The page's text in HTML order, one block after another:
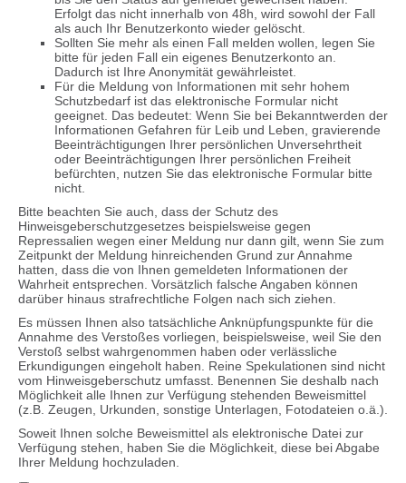
Erfolgt das nicht innerhalb von 48h, wird sowohl der Fall
als auch Ihr Benutzerkonto wieder gelöscht.
Sollten Sie mehr als einen Fall melden wollen, legen Sie
bitte für jeden Fall ein eigenes Benutzerkonto an.
Dadurch ist Ihre Anonymität gewährleistet.
Für die Meldung von Informationen mit sehr hohem
Schutzbedarf ist das elektronische Formular nicht
geeignet. Das bedeutet: Wenn Sie bei Bekanntwerden der
Informationen Gefahren für Leib und Leben, gravierende
Beeinträchtigungen Ihrer persönlichen Unversehrtheit
oder Beeinträchtigungen Ihrer persönlichen Freiheit
befürchten, nutzen Sie das elektronische Formular bitte
nicht.
Bitte beachten Sie auch, dass der Schutz des
Hinweisgeberschutzgesetzes beispielsweise gegen
Repressalien wegen einer Meldung nur dann gilt, wenn Sie zum
Zeitpunkt der Meldung hinreichenden Grund zur Annahme
hatten, dass die von Ihnen gemeldeten Informationen der
Wahrheit entsprechen. Vorsätzlich falsche Angaben können
darüber hinaus strafrechtliche Folgen nach sich ziehen.
Es müssen Ihnen also tatsächliche Anknüpfungspunkte für die
Annahme des Verstoßes vorliegen, beispielsweise, weil Sie den
Verstoß selbst wahrgenommen haben oder verlässliche
Erkundigungen eingeholt haben. Reine Spekulationen sind nicht
vom Hinweisgeberschutz umfasst. Benennen Sie deshalb nach
Möglichkeit alle Ihnen zur Verfügung stehenden Beweismittel
(z.B. Zeugen, Urkunden, sonstige Unterlagen, Fotodateien o.ä.).
Soweit Ihnen solche Beweismittel als elektronische Datei zur
Verfügung stehen, haben Sie die Möglichkeit, diese bei Abgabe
Ihrer Meldung hochzuladen.